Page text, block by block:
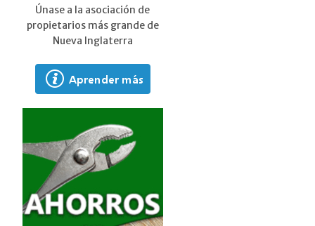
Únase a la asociación de
propietarios más grande de
Nueva Inglaterra